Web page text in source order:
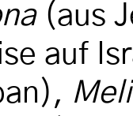
(aus
auf